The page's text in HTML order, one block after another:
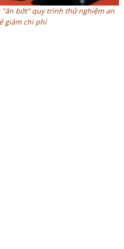
"ăn bớt" quy trình thử nghiệm an
giảm chi phí